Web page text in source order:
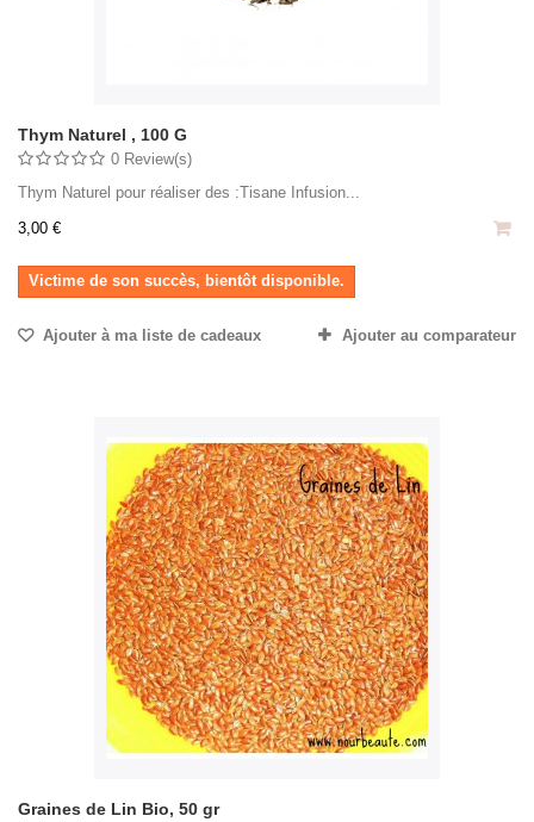
Thym Naturel , 100 G
0 Review(s)
Thym Naturel pour réaliser des :Tisane Infusion...
3,00 €
Victime de son succès, bientôt disponible.
Ajouter à ma liste de cadeaux Ajouter au comparateur
Graines de Lin Bio, 50 gr